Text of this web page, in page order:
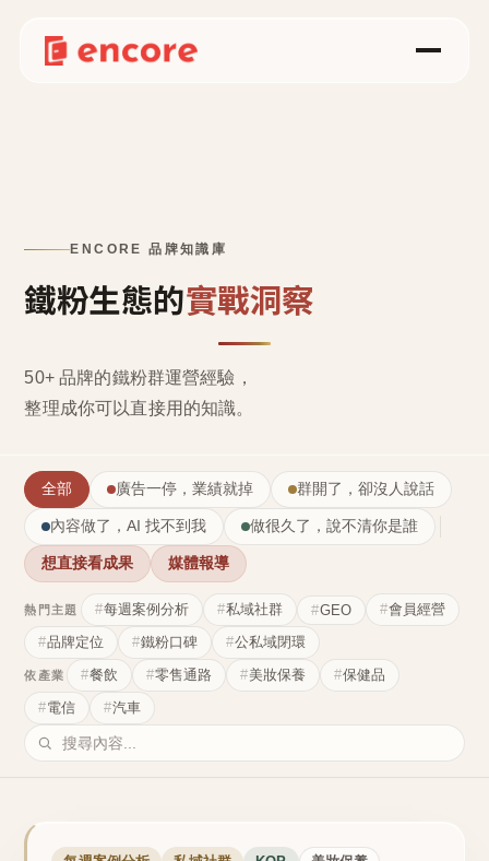
ENCORE 品牌知識庫
鐵粉生態的實戰洞察
50+ 品牌的鐵粉群運營經驗，
整理成你可以直接用的知識。
全部 廣告一停，業績就掉 群開了，卻沒人說話
內容做了，AI 找不到我 做很久了，說不清你是誰
想直接看成果 媒體報導
熱門主題 每週案例分析 私域社群 GEO
會員經營
品牌定位
鐵粉口碑 公私域閉環
依產業 餐飲 零售通路 美妝保養
保健品
電信
汽車